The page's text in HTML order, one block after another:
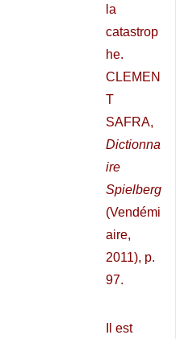
la
catastrop
he.
CLEMEN
T
SAFRA,
Dictionna
ire
Spielberg
(Vendémi
aire,
2011), p.
97.
Il est